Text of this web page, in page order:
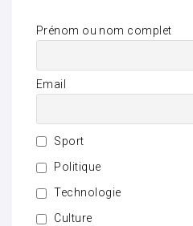
Prénom ou nom complet
Email
Sport
Politique
Technologie
Culture